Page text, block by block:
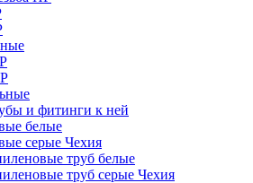
и фитинги к ней
белые
серые Чехия
труб белые
труб серые Чехия